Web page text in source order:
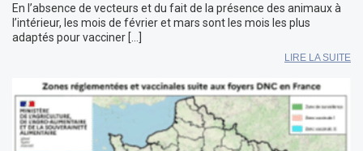
En l’absence de vecteurs et du fait de la présence des animaux à
l’intérieur, les mois de février et mars sont les mois les plus
adaptés pour vacciner […]
LIRE LA SUITE